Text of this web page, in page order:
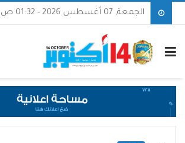
الجمعة, 07 أغسطس 2026 - 01:32 ص بتوقيت مدينة عدن